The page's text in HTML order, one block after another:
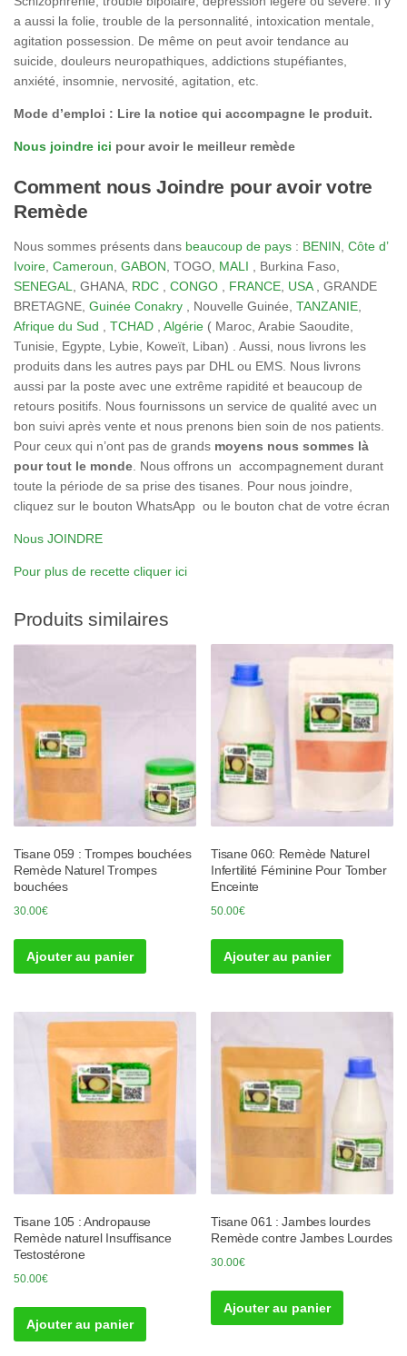
a aussi la folie, trouble de la personnalité, intoxication mentale,
agitation possession. De même on peut avoir tendance au
suicide, douleurs neuropathiques, addictions stupéfiantes,
anxiété, insomnie, nervosité, agitation, etc.
Mode d’emploi : Lire la notice qui accompagne le produit.
Nous joindre ici pour avoir le meilleur remède
Comment nous Joindre pour avoir votre
Remède
Nous sommes présents dans beaucoup de pays : BENIN Côte d’
Ivoire Cameroun GABON , TOGO , MALI , Burkina Faso,
SENEGAL
, GHANA, RDC CONGO FRANCE USA, GRANDE
BRETAGNE, Guinée Conakry , Nouvelle Guinée, TANZANIE
Afrique du Sud
TCHAD Algérie ( Maroc, Arabie Saoudite,
Tunisie, Egypte, Lybie, Koweït, Liban) . Aussi, nous livrons les
produits dans les autres pays par DHL ou EMS. Nous livrons
aussi par la poste avec une extrême rapidité et beaucoup de
retours positifs. Nous fournissons un service de qualité avec un
bon suivi après vente et nous prenons bien soin de nos patients.
Pour ceux qui n’ont pas de grands moyens nous sommes là
pour tout le monde . Nous offrons un accompagnement durant
toute la période de sa prise des tisanes. Pour nous joindre,
cliquez sur le bouton WhatsApp ou le bouton chat de votre écran
Nous JOINDRE
Pour plus de recette cliquer ici
Produits similaires
Tisane 059 : Trompes bouchées
Remède Naturel Trompes
bouchées
30.00€
Ajouter au panier
Tisane 060: Remède Naturel
Infertilité Féminine Pour Tomber
Enceinte
50.00€
Ajouter au panier
Tisane 105 : Andropause
Remède naturel Insuffisance
Testostérone
50.00€
Ajouter au panier
Tisane 061 : Jambes lourdes
Remède contre Jambes Lourdes
30.00€
Ajouter au panier